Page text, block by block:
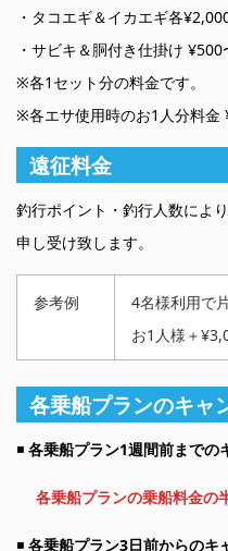
・タコエギ＆イカエギ各
・サビキ＆胴付き仕掛け
※各1セット分の料金です。
※各エサ使用時のお1人分料金
遠征料金
釣行ポイント・釣行人数によ
申し受け致します。
参考例
4名様利用で
お1人様＋
各乗船プランのキャ
◾️ 各乗船プラン1週間前までの
各乗船プランの乗船料金の
◾️ 各乗船プラン3日前からのキ